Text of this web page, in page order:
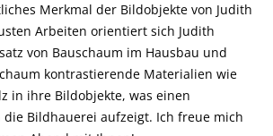
Merkmal der Bildobjekte von Judith
Arbeiten orientiert sich Judith
von Bauschaum im Hausbau und
kontrastierende Materialien wie
in ihre Bildobjekte, was einen
die Bildhauerei aufzeigt. Ich freue mich